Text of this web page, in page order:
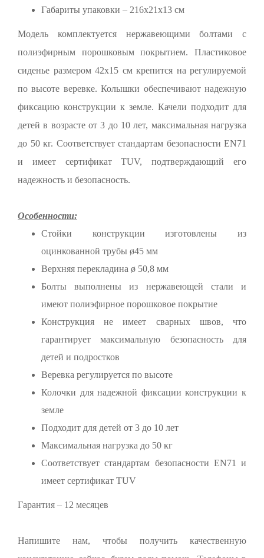
Габариты упаковки – 216х21х13 см
Модель комплектуется нержавеющими болтами с
полиэфирным порошковым покрытием. Пластиковое
сиденье размером 42x15 см крепится на регулируемой
по высоте веревке. Колышки обеспечивают надежную
фиксацию конструкции к земле. Качели подходит для
детей в возрасте от 3 до 10 лет, максимальная нагрузка
до 50 кг. Соответствует стандартам безопасности EN71
и имеет сертификат TUV, подтверждающий его
надежность и безопасность.
Особенности:
Стойки конструкции изготовлены из
оцинкованной трубы ø45 мм
Верхняя перекладина ø 50,8 мм
Болты выполнены из нержавеющей стали и
имеют полиэфирное порошковое покрытие
Конструкция не имеет сварных швов, что
гарантирует максимальную безопасность для
детей и подростков
Веревка регулируется по высоте
Колочки для надежной фиксации конструкции к
земле
Подходит для детей от 3 до 10 лет
Максимальная нагрузка до 50 кг
Соответствует стандартам безопасности EN71 и
имеет сертификат TUV
Гарантия – 12 месяцев
Напишите нам, чтобы получить качественную